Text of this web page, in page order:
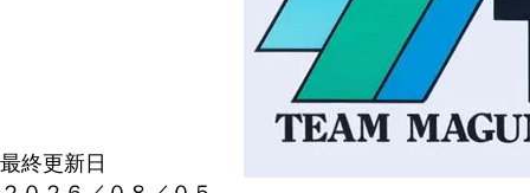
最終更新日